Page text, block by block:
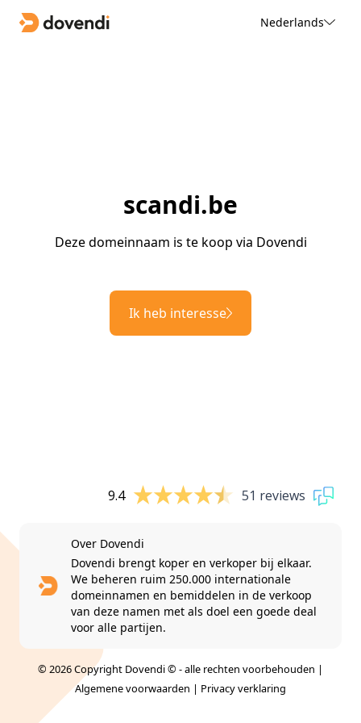
Nederlands
scandi.be
Deze domeinnaam is te koop via Dovendi
Ik heb interesse
9.4 51 reviews
Over Dovendi
Dovendi brengt koper en verkoper bij elkaar.
We beheren ruim 250.000 internationale
domeinnamen en bemiddelen in de verkoop
van deze namen met als doel een goede deal
voor alle partijen.
© 2026 Copyright Dovendi © - alle rechten voorbehouden |
Algemene voorwaarden | Privacy verklaring